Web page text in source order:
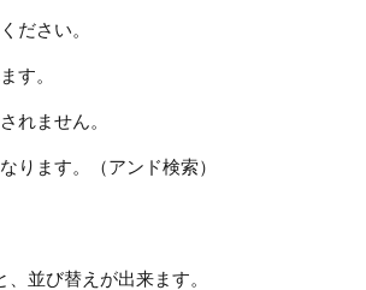
ださい。
す。
れません。
ります。（アンド検索）
並び替えが出来ます。